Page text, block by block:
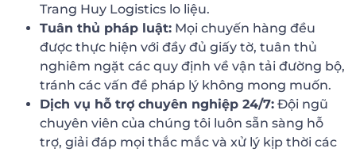
Trang Huy Logistics lo liệu.
Tuân thủ pháp luật: Mọi chuyến hàng đều
được thực hiện với đầy đủ giấy tờ, tuân thủ
nghiêm ngặt các quy định về vận tải đường bộ,
tránh các vấn đề pháp lý không mong muốn.
Dịch vụ hỗ trợ chuyên nghiệp 24/7: Đội ngũ
chuyên viên của chúng tôi luôn sẵn sàng hỗ
trợ, giải đáp mọi thắc mắc và xử lý kịp thời các